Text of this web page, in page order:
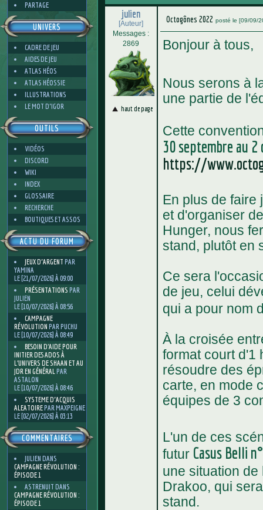
PARTAGE
UNIVERS
CADRE DE JEU
AIDES DE JEU
ATLAS HÉOS
ATLAS HÉOSSIE
ILLUSTRATIONS
LE MOT D'IGOR
OUTILS
VIDÉOS
DISCORD
WIKI
INDEX
GLOSSAIRE
RECHERCHE
BOUTIQUES ET ASSOS
ACTU DU FORUM
JEUX D'ARGENT PAR
YAMINA
LE [21/07/2026] À 09:00
PRÉSENTATIONS PAR
JULIEN
LE [10/07/2026] À 08:56
CAMPAGNE
RÉVOLUTION PAR PUCHU
LE [10/07/2026] À 08:49
BESOIN D’AIDE POUR
INITIER DES ADOS À
L’UNIVERS DE SHAAN ET AU
JDR EN GÉNÉRALPAR
ASTALON
LE [10/07/2026] À 08:46
SYSTEME D'ACQUIS
ALEATOIREPAR MAXPEIGNE
LE [02/07/2026] À 03:13
COMMENTAIRES
JULIEN DANS
CAMPAGNE RÉVOLUTION :
ÉPISODE 1
ASTRENUIT DANS
CAMPAGNE RÉVOLUTION :
ÉPISODE 1
julien
[Auteur]
Messages :
2869
haut de page
Octogônes 2022 posté le [09/09/
Bonjour à tous,
Nous serons à
une partie de
Cette
30 septembre au 2
https://
En plus de faire
et d'organiser
Hunger, nous
stand, plutôt en
Ce sera
de jeu, celui
qui a pour nom
À la croisée
format court d'1
résoudre des
carte, en mode
équipes de 3
L'un de ces
futur Casus Belli
une situation
Drakoo, qui
stand.